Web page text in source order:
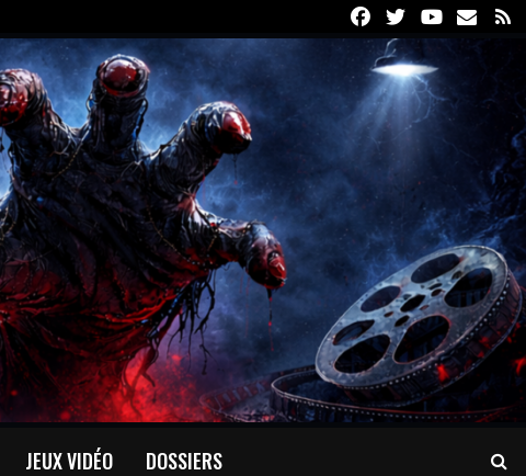
FacebookTwitterYoutube
Email
JEUX VIDÉO DOSSIERS